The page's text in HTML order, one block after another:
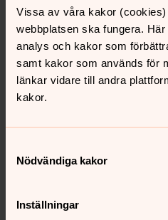
Vissa av våra kakor
webbplatsen ska fungera.
analys och kakor som
samt kakor som används för
länkar vidare till andra
kakor.
Nödvändiga kakor
Inställningar
David Edman
Präst, Svenska kyrkan i
Direkt: 0243-77141
E-post:
Synpunkter eller
stora-